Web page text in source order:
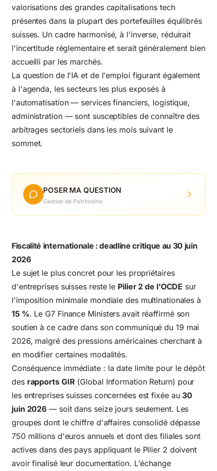
valorisations des grandes capitalisations tech
présentes dans la plupart des portefeuilles équilibrés
suisses. Un cadre harmonisé, à l'inverse, réduirait
l'incertitude réglementaire et serait généralement bien
accueilli par les marchés.
La question de l'IA et de l'emploi figurant également
à l'agenda, les secteurs les plus exposés à
l'automatisation — services financiers, logistique,
administration — sont susceptibles de connaître des
arbitrages sectoriels dans les mois suivant le
sommet.
POSER MA QUESTION
Gestion de Patrimoine
Fiscalité internationale : deadline critique au 30 juin
2026
Le sujet le plus concret pour les propriétaires
d'entreprises suisses reste le Pilier 2 de l'OCDE sur
l'imposition minimale mondiale des multinationales à
15 %. Le G7 Finance Ministers avait réaffirmé son
soutien à ce cadre dans son communiqué du 19 mai
2026, malgré des pressions américaines cherchant à
en modifier certaines modalités.
Conséquence immédiate : la date limite pour le dépôt
des rapports GIR (Global Information Return) pour
les entreprises suisses concernées est fixée au 30
juin 2026 — soit dans seize jours seulement. Les
groupes dont le chiffre d'affaires consolidé dépasse
750 millions d'euros annuels et dont des filiales sont
actives dans des pays appliquant le Pilier 2 doivent
avoir finalisé leur documentation. L'échange